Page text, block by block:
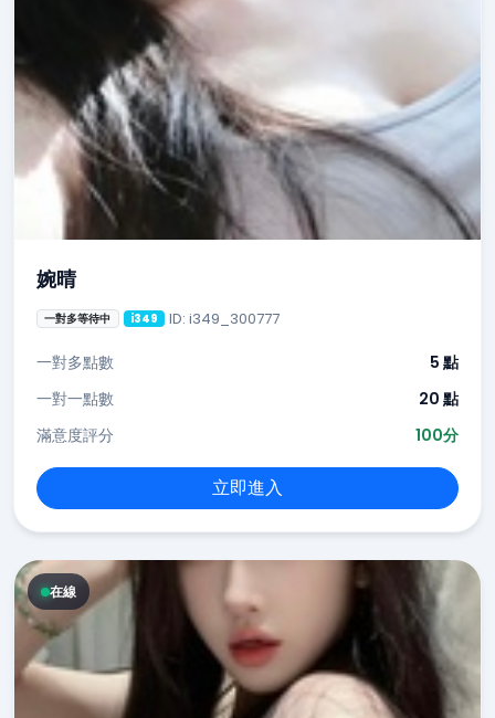
婉晴
一對多等待中 i349 ID: i349_300777
一對多點數
5 點
一對一點數
20 點
滿意度評分
100分
立即進入
在線